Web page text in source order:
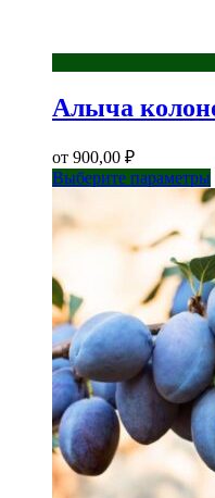
Алыча
от 900,00 ₽
Выберите параметры